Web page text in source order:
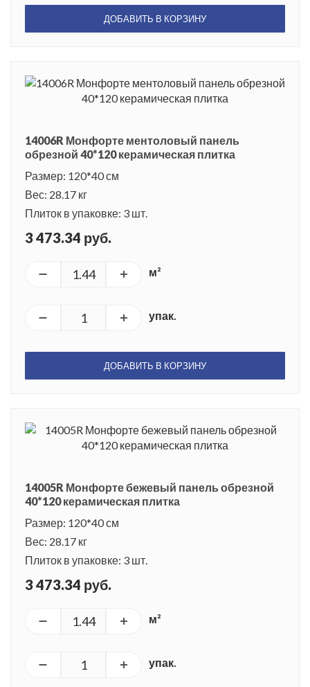
ДОБАВИТЬ В КОРЗИНУ
14006R Монфорте ментоловый панель
обрезной 40*120 керамическая плитка
Размер: 120*40 см
Вес: 28.17 кг
Плиток в упаковке: 3 шт.
3 473.34 руб.
м²
упак.
ДОБАВИТЬ В КОРЗИНУ
14005R Монфорте бежевый панель обрезной
40*120 керамическая плитка
Размер: 120*40 см
Вес: 28.17 кг
Плиток в упаковке: 3 шт.
3 473.34 руб.
м²
упак.